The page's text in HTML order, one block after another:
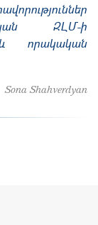
ԶԼՄ-ի
որակական
Sona Shahverdyan